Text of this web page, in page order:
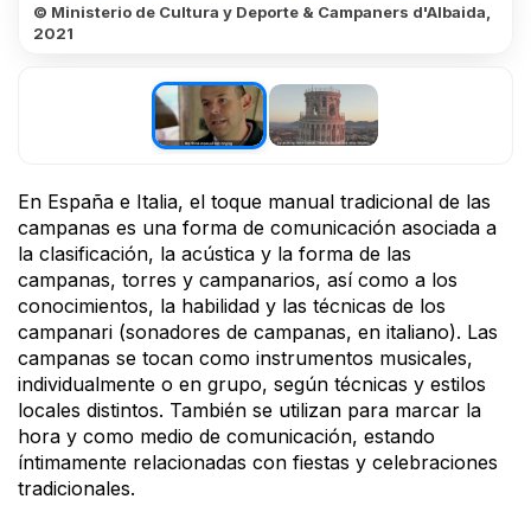
© Ministerio de Cultura y Deporte & Campaners d'Albaida,
2021
En España e Italia, el toque manual tradicional de las
campanas es una forma de comunicación asociada a
la clasificación, la acústica y la forma de las
campanas, torres y campanarios, así como a los
conocimientos, la habilidad y las técnicas de los
campanari (sonadores de campanas, en italiano). Las
campanas se tocan como instrumentos musicales,
individualmente o en grupo, según técnicas y estilos
locales distintos. También se utilizan para marcar la
hora y como medio de comunicación, estando
íntimamente relacionadas con fiestas y celebraciones
tradicionales.